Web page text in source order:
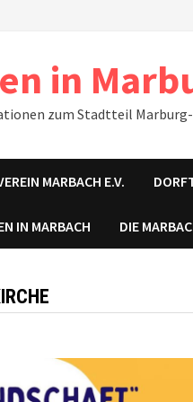
in
zum Stadtteil Marburg-
MARBACH E.V.
IN MARBACH DIE